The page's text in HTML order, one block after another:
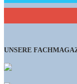
461 Abonnenten
UNSERE